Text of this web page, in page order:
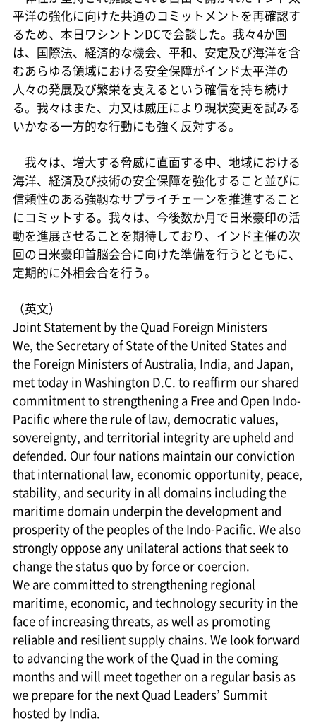
平洋の強化に向けた共通のコミットメントを再確認す
るため、本日ワシントンDCで会談した。我々4か国
は、国際法、経済的な機会、平和、安定及び海洋を含
むあらゆる領域における安全保障がインド太平洋の
人々の発展及び繁栄を支えるという確信を持ち続け
る。我々はまた、力又は威圧により現状変更を試みる
いかなる一方的な行動にも強く反対する。
我々は、増大する脅威に直面する中、地域における
海洋、経済及び技術の安全保障を強化すること並びに
信頼性のある強靱なサプライチェーンを推進すること
にコミットする。我々は、今後数か月で日米豪印の活
動を進展させることを期待しており、インド主催の次
回の日米豪印首脳会合に向けた準備を行うとともに、
定期的に外相会合を行う。
（英文）
Joint Statement by the Quad Foreign Ministers
We, the Secretary of State of the United States and
the Foreign Ministers of Australia, India, and Japan,
met today in Washington D.C. to reaffirm our shared
commitment to strengthening a Free and Open Indo-
Pacific where the rule of law, democratic values,
sovereignty, and territorial integrity are upheld and
defended. Our four nations maintain our conviction
that international law, economic opportunity, peace,
stability, and security in all domains including the
maritime domain underpin the development and
prosperity of the peoples of the Indo-Pacific. We also
strongly oppose any unilateral actions that seek to
change the status quo by force or coercion.
We are committed to strengthening regional
maritime, economic, and technology security in the
face of increasing threats, as well as promoting
reliable and resilient supply chains. We look forward
to advancing the work of the Quad in the coming
months and will meet together on a regular basis as
we prepare for the next Quad Leaders’ Summit
hosted by India.